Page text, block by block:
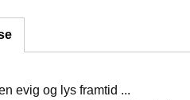
evig og lys framtid ...